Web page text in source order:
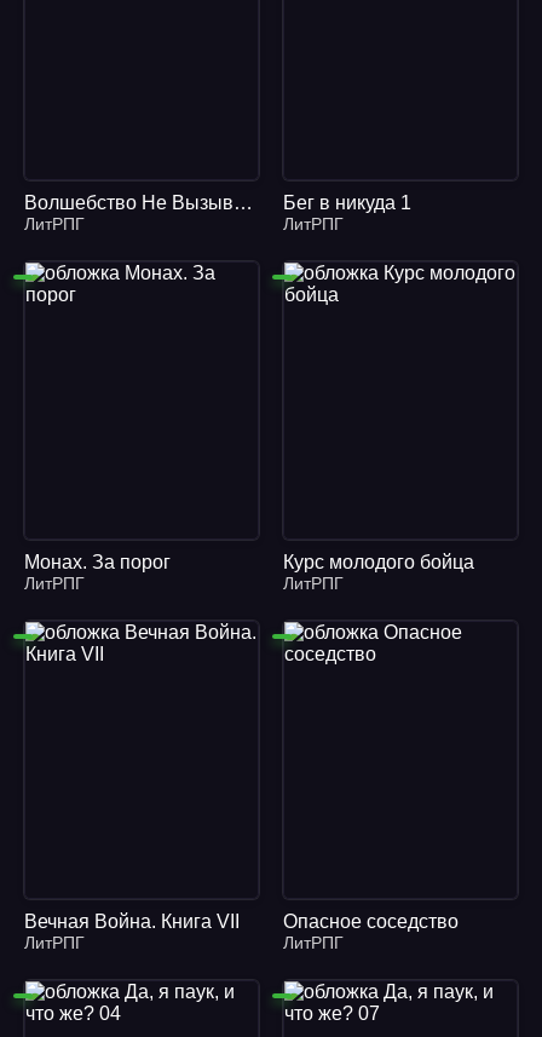
Волшебство Не Вызывает Привыкания. Книга 5
ЛитРПГ
Бег в никуда 1
ЛитРПГ
Монах. За порог
ЛитРПГ
Курс молодого бойца
ЛитРПГ
Вечная Война. Книга VII
ЛитРПГ
Опасное соседство
ЛитРПГ